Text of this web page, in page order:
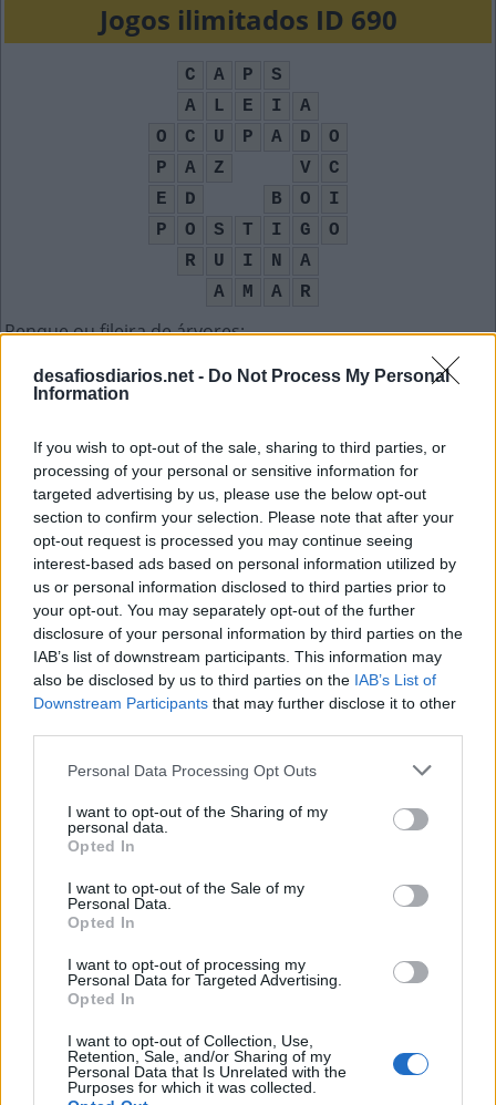
desafiosdiarios.net - Do Not Process My Personal
Information
If you wish to opt-out of the sale, sharing to third parties, or
processing of your personal or sensitive information for
targeted advertising by us, please use the below opt-out
section to confirm your selection. Please note that after your
opt-out request is processed you may continue seeing
interest-based ads based on personal information utilized by
us or personal information disclosed to third parties prior to
your opt-out. You may separately opt-out of the further
disclosure of your personal information by third parties on the
IAB’s list of downstream participants. This information may
also be disclosed by us to third parties on the IAB’s List of
Downstream Participants that may further disclose it to other
Personal Data Processing Opt Outs
I want to opt-out of the Sharing of my
personal data.
Opted In
I want to opt-out of the Sale of my
Personal Data.
Opted In
I want to opt-out of processing my
Personal Data for Targeted Advertising.
Opted In
I want to opt-out of Collection, Use,
Retention, Sale, and/or Sharing of my
Personal Data that Is Unrelated with the
Purposes for which it was collected.
Jogos ilimitados ID 690
C A P
S
A
L E I
A
O
C U P A D
O
P
A Z V
C
E
D B O
I
P
O S T I G
O
R
U I N
A
A
M A R
Renque ou fileira de árvores:
A
L E I
A
À
L U
Z
Sigla para a profilaxia pós-exposição:
P
E
P
Organização dos Países Exportadores de Petróleo
O
P E
P
Abreviação de você:
D
Adorar, gostar muito de alguém:
M A
R
Identificador de chamadas:
Cantora e compositora do hit de 2014 Chandelier